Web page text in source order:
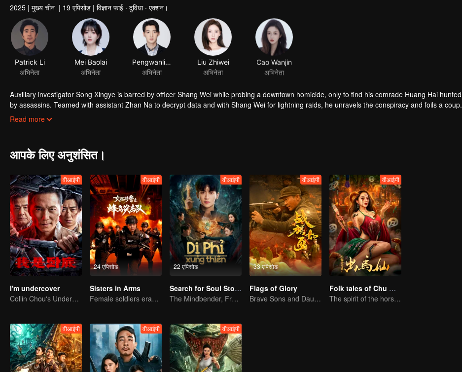
2025 | मुख्य चीन | 19 एपिसोड | विज्ञान फाई · दुविधा · एक्शन।
Patrick Li
अभिनेता
Mei Baolai
अभिनेता
Pengwanli Chen
अभिनेता
Liu Zhiwei
अभिनेता
Cao Wanjin
अभिनेता
Auxiliary investigator Song Xingye is barred by officer Shang Wei while probing a downtown homicide, only to find his comrade Huang Hai hunted
by assassins. Teamed with assistant Zhan Na to decrypt data and with Shang Wei for lightning raids, he unravels the conspiracy and foils a coup.
With the covert backing of heiress Zhao Qingyun, the truth is dragged into daylight.
Read more
आपके लिए अनुशंसित।
वीआईपी
I'm undercover
Collin Chou's Undercover War
24 एपिसोड
वीआईपी
Sisters in Arms
Female soldiers eradicating crime
22 एपिसोड
वीआईपी
Search for Soul Stone
The Mindbender, From Nobody to Sovereign
33 एपिसोड
वीआईपी
Flags of Glory
Brave Sons and Daughters, Fighting to Defend the Motherland in the Korean War
वीआईपी
Folk tales of Chu Maxian
The spirit of the horse sacrifices a young girl to pray for immortality
वीआईपी वीआईपी वीआईपी